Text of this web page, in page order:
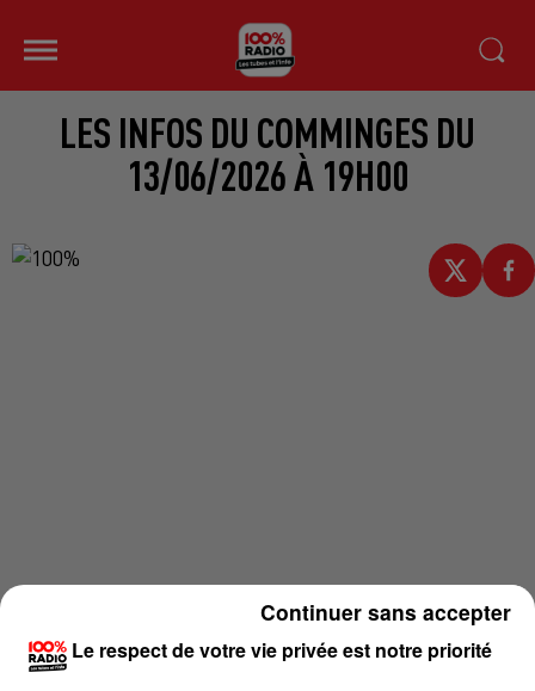
LES INFOS DU COMMINGES DU
13/06/2026 À 19H00
Le respect de votre vie privée est notre priorité
Continuer sans accepter